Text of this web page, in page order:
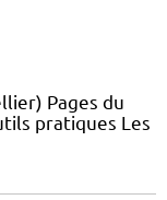
Pages du
pratiques Les